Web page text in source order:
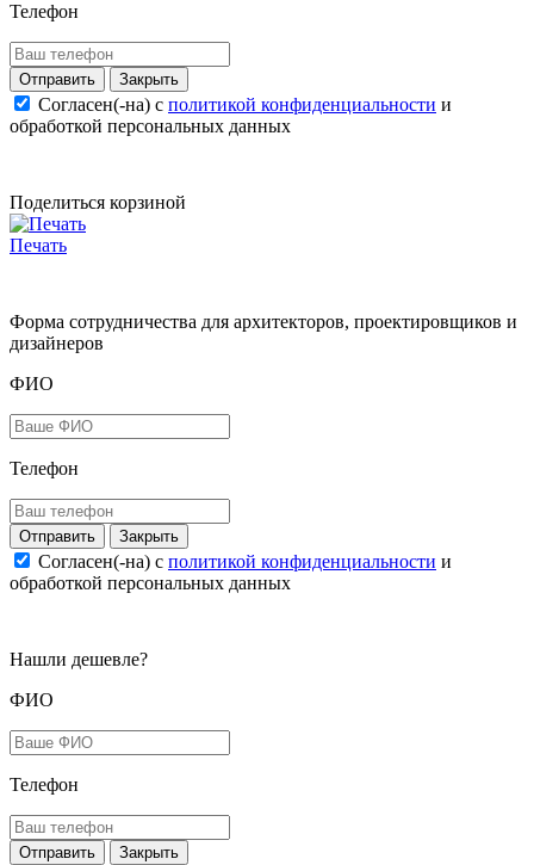
Телефон
Закрыть
Согласен(-на) c политикой конфиденциальности и
обработкой персональных данных
Поделиться корзиной
Печать
Форма сотрудничества для архитекторов, проектировщиков и
дизайнеров
ФИО
Телефон
Закрыть
Согласен(-на) c политикой конфиденциальности и
обработкой персональных данных
Нашли дешевле?
ФИО
Телефон
Закрыть